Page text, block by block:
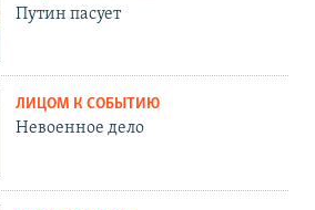
Путин пасует
ЛИЦОМ К СОБЫТИЮ
Невоенное дело